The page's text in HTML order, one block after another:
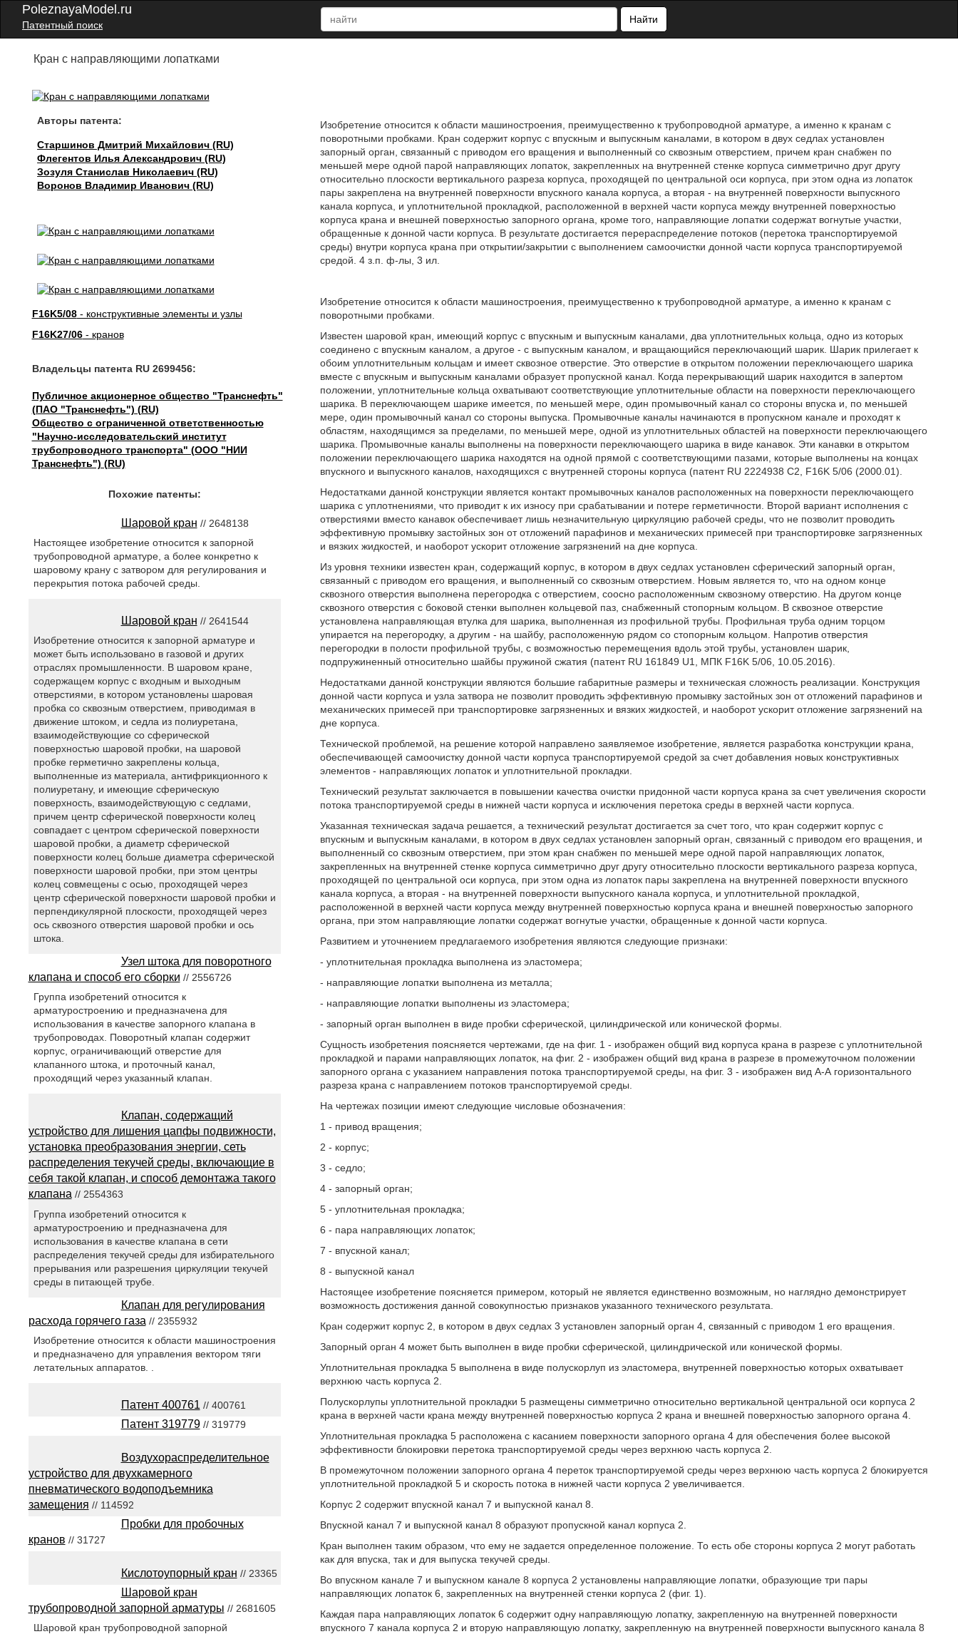
PoleznayaModel.ru
Патентный поиск
Найти
Кран с направляющими лопатками
Авторы патента:
Старшинов Дмитрий Михайлович (RU)
Флегентов Илья Александрович (RU)
Зозуля Станислав Николаевич (RU)
Воронов Владимир Иванович (RU)
F16K5/08- конструктивные элементы и узлы
F16K27/06- кранов
Владельцы патента RU 2699456:
Публичное акционерное общество "Транснефть"
(ПАО "Транснефть") (RU)
Общество с ограниченной ответственностью
"Научно-исследовательский институт
трубопроводного транспорта" (ООО "НИИ
Транснефть") (RU)
Изобретение относится к области машиностроения, преимущественно к трубопроводной арматуре, а именно к кранам с
поворотными пробками. Кран содержит корпус с впускным и выпускным каналами, в котором в двух седлах установлен
запорный орган, связанный с приводом его вращения и выполненный со сквозным отверстием, причем кран снабжен по
меньшей мере одной парой направляющих лопаток, закрепленных на внутренней стенке корпуса симметрично друг другу
относительно плоскости вертикального разреза корпуса, проходящей по центральной оси корпуса, при этом одна из лопаток
пары закреплена на внутренней поверхности впускного канала корпуса, а вторая - на внутренней поверхности выпускного
канала корпуса, и уплотнительной прокладкой, расположенной в верхней части корпуса между внутренней поверхностью
корпуса крана и внешней поверхностью запорного органа, кроме того, направляющие лопатки содержат вогнутые участки,
обращенные к донной части корпуса. В результате достигается перераспределение потоков (перетока транспортируемой
среды) внутри корпуса крана при открытии/закрытии с выполнением самоочистки донной части корпуса транспортируемой
средой. 4 з.п. ф-лы, 3 ил.
Изобретение относится к области машиностроения, преимущественно к трубопроводной арматуре, а именно к кранам с
поворотными пробками.
Известен шаровой кран, имеющий корпус с впускным и выпускным каналами, два уплотнительных кольца, одно из которых
соединено с впускным каналом, а другое - с выпускным каналом, и вращающийся переключающий шарик. Шарик прилегает к
обоим уплотнительным кольцам и имеет сквозное отверстие. Это отверстие в открытом положении переключающего шарика
вместе с впускным и выпускным каналами образует пропускной канал. Когда перекрывающий шарик находится в запертом
положении, уплотнительные кольца охватывают соответствующие уплотнительные области на поверхности переключающего
шарика. В переключающем шарике имеется, по меньшей мере, один промывочный канал со стороны впуска и, по меньшей
мере, один промывочный канал со стороны выпуска. Промывочные каналы начинаются в пропускном канале и проходят к
областям, находящимся за пределами, по меньшей мере, одной из уплотнительных областей на поверхности переключающего
шарика. Промывочные каналы выполнены на поверхности переключающего шарика в виде канавок. Эти канавки в открытом
положении переключающего шарика находятся на одной прямой с соответствующими пазами, которые выполнены на концах
впускного и выпускного каналов, находящихся с внутренней стороны корпуса (патент RU 2224938 С2, F16K 5/06 (2000.01).
Недостатками данной конструкции является контакт промывочных каналов расположенных на поверхности переключающего
шарика с уплотнениями, что приводит к их износу при срабатывании и потере герметичности. Второй вариант исполнения с
отверстиями вместо канавок обеспечивает лишь незначительную циркуляцию рабочей среды, что не позволит проводить
эффективную промывку застойных зон от отложений парафинов и механических примесей при транспортировке загрязненных
и вязких жидкостей, и наоборот ускорит отложение загрязнений на дне корпуса.
Из уровня техники известен кран, содержащий корпус, в котором в двух седлах установлен сферический запорный орган,
связанный с приводом его вращения, и выполненный со сквозным отверстием. Новым является то, что на одном конце
сквозного отверстия выполнена перегородка с отверстием, соосно расположенным сквозному отверстию. На другом конце
сквозного отверстия с боковой стенки выполнен кольцевой паз, снабженный стопорным кольцом. В сквозное отверстие
установлена направляющая втулка для шарика, выполненная из профильной трубы. Профильная труба одним торцом
упирается на перегородку, а другим - на шайбу, расположенную рядом со стопорным кольцом. Напротив отверстия
перегородки в полости профильной трубы, с возможностью перемещения вдоль этой трубы, установлен шарик,
подпружиненный относительно шайбы пружиной сжатия (патент RU 161849 U1, МПК F16K 5/06, 10.05.2016).
Недостатками данной конструкции являются большие габаритные размеры и техническая сложность реализации. Конструкция
донной части корпуса и узла затвора не позволит проводить эффективную промывку застойных зон от отложений парафинов и
механических примесей при транспортировке загрязненных и вязких жидкостей, и наоборот ускорит отложение загрязнений на
дне корпуса.
Технической проблемой, на решение которой направлено заявляемое изобретение, является разработка конструкции крана,
обеспечивающей самоочистку донной части корпуса транспортируемой средой за счет добавления новых конструктивных
элементов - направляющих лопаток и уплотнительной прокладки.
Технический результат заключается в повышении качества очистки придонной части корпуса крана за счет увеличения скорости
потока транспортируемой среды в нижней части корпуса и исключения перетока среды в верхней части корпуса.
Указанная техническая задача решается, а технический результат достигается за счет того, что кран содержит корпус с
впускным и выпускным каналами, в котором в двух седлах установлен запорный орган, связанный с приводом его вращения, и
выполненный со сквозным отверстием, при этом кран снабжен по меньшей мере одной парой направляющих лопаток,
закрепленных на внутренней стенке корпуса симметрично друг другу относительно плоскости вертикального разреза корпуса,
проходящей по центральной оси корпуса, при этом одна из лопаток пары закреплена на внутренней поверхности впускного
канала корпуса, а вторая - на внутренней поверхности выпускного канала корпуса, и уплотнительной прокладкой,
расположенной в верхней части корпуса между внутренней поверхностью корпуса крана и внешней поверхностью запорного
органа, при этом направляющие лопатки содержат вогнутые участки, обращенные к донной части корпуса.
Развитием и уточнением предлагаемого изобретения являются следующие признаки:
- уплотнительная прокладка выполнена из эластомера;
- направляющие лопатки выполнена из металла;
- направляющие лопатки выполнены из эластомера;
- запорный орган выполнен в виде пробки сферической, цилиндрической или конической формы.
Сущность изобретения поясняется чертежами, где на фиг. 1 - изображен общий вид корпуса крана в разрезе с уплотнительной
прокладкой и парами направляющих лопаток, на фиг. 2 - изображен общий вид крана в разрезе в промежуточном положении
запорного органа с указанием направления потока транспортируемой среды, на фиг. 3 - изображен вид А-А горизонтального
разреза крана с направлением потоков транспортируемой среды.
На чертежах позиции имеют следующие числовые обозначения:
1 - привод вращения;
2 - корпус;
3 - седло;
4 - запорный орган;
5 - уплотнительная прокладка;
6 - пара направляющих лопаток;
7 - впускной канал;
8 - выпускной канал
Настоящее изобретение поясняется примером, который не является единственно возможным, но наглядно демонстрирует
возможность достижения данной совокупностью признаков указанного технического результата.
Кран содержит корпус 2, в котором в двух седлах 3 установлен запорный орган 4, связанный с приводом 1 его вращения.
Запорный орган 4 может быть выполнен в виде пробки сферической, цилиндрической или конической формы.
Уплотнительная прокладка 5 выполнена в виде полускорлуп из эластомера, внутренней поверхностью которых охватывает
верхнюю часть корпуса 2.
Полускорлупы уплотнительной прокладки 5 размещены симметрично относительно вертикальной центральной оси корпуса 2
крана в верхней части крана между внутренней поверхностью корпуса 2 крана и внешней поверхностью запорного органа 4.
Уплотнительная прокладка 5 расположена с касанием поверхности запорного органа 4 для обеспечения более высокой
эффективности блокировки перетока транспортируемой среды через верхнюю часть корпуса 2.
В промежуточном положении запорного органа 4 переток транспортируемой среды через верхнюю часть корпуса 2 блокируется
уплотнительной прокладкой 5 и скорость потока в нижней части корпуса 2 увеличивается.
Корпус 2 содержит впускной канал 7 и выпускной канал 8.
Впускной канал 7 и выпускной канал 8 образуют пропускной канал корпуса 2.
Кран выполнен таким образом, что ему не задается определенное положение. То есть обе стороны корпуса 2 могут работать
как для впуска, так и для выпуска текучей среды.
Во впускном канале 7 и выпускном канале 8 корпуса 2 установлены направляющие лопатки, образующие три пары
направляющих лопаток 6, закрепленных на внутренней стенки корпуса 2 (фиг. 1).
Каждая пара направляющих лопаток 6 содержит одну направляющую лопатку, закрепленную на внутренней поверхности
впускного 7 канала корпуса 2 и вторую направляющую лопатку, закрепленную на внутренней поверхности выпускного канала 8
Похожие патенты:
Шаровой кран // 2648138
Настоящее изобретение относится к запорной
трубопроводной арматуре, а более конкретно к
шаровому крану с затвором для регулирования и
перекрытия потока рабочей среды.
Шаровой кран // 2641544
Изобретение относится к запорной арматуре и
может быть использовано в газовой и других
отраслях промышленности. В шаровом кране,
содержащем корпус с входным и выходным
отверстиями, в котором установлены шаровая
пробка со сквозным отверстием, приводимая в
движение штоком, и седла из полиуретана,
взаимодействующие со сферической
поверхностью шаровой пробки, на шаровой
пробке герметично закреплены кольца,
выполненные из материала, антифрикционного к
полиуретану, и имеющие сферическую
поверхность, взаимодействующую с седлами,
причем центр сферической поверхности колец
совпадает с центром сферической поверхности
шаровой пробки, а диаметр сферической
поверхности колец больше диаметра сферической
поверхности шаровой пробки, при этом центры
колец совмещены с осью, проходящей через
центр сферической поверхности шаровой пробки и
перпендикулярной плоскости, проходящей через
ось сквозного отверстия шаровой пробки и ось
штока.
Узел штока для поворотного
клапана и способ его сборки // 2556726
Группа изобретений относится к
арматуростроению и предназначена для
использования в качестве запорного клапана в
трубопроводах. Поворотный клапан содержит
корпус, ограничивающий отверстие для
клапанного штока, и проточный канал,
проходящий через указанный клапан.
Клапан, содержащий
устройство для лишения цапфы подвижности,
установка преобразования энергии, сеть
распределения текучей среды, включающие в
себя такой клапан, и способ демонтажа такого
клапана// 2554363
Группа изобретений относится к
арматуростроению и предназначена для
использования в качестве клапана в сети
распределения текучей среды для избирательного
прерывания или разрешения циркуляции текучей
среды в питающей трубе.
Клапан для регулирования
расхода горячего газа // 2355932
Изобретение относится к области машиностроения
и предназначено для управления вектором тяги
летательных аппаратов. .
Патент 400761 // 400761
Патент 319779// 319779
Воздухораспределительное
устройство для двухкамерного
пневматического водоподъемника
замещения // 114592
Пробки для пробочных
кранов // 31727
Кислотоупорный кран // 23365
Шаровой кран
трубопроводной запорной арматуры // 2681605
Шаровой кран трубопроводной запорной